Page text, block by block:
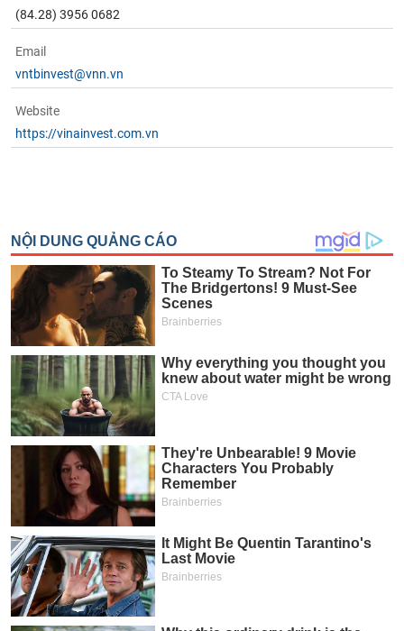
(84.28) 3956 0682
Email
vntbinvest@vnn.vn
Website
https://vinainvest.com.vn